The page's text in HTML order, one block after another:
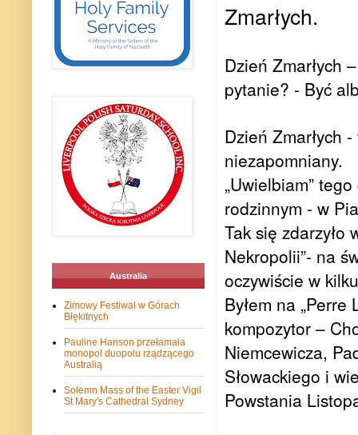
Zmarłych.
Dzień Zmarłych
pytanie? - Być
Dzień Zmarłych
niezapomniany.
„Uwielbiam”
rodzinnym - w
Tak się zdarzyło
Nekropolii”- na
oczywiście w
Byłem na
kompozytor –
Niemcewicza,
Słowackiego i
Powstania
Australia
Zimowy Festiwal w Górach
Błękitnych
Pauline Hanson przełamała
monopol duopolu rządzącego
Australią
Solemn Mass of the Easter Vigil
St Mary's Cathedral Sydney